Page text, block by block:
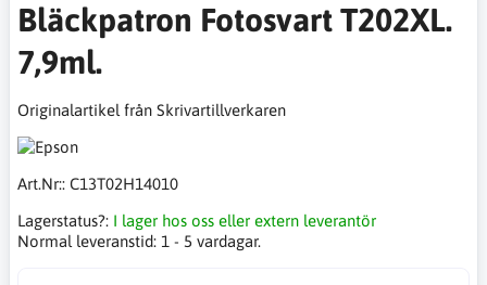
Bläckpatron Fotosvart T202XL.
7,9ml.
Originalartikel från Skrivartillverkaren
Art.Nr:: C13T02H14010
Lagerstatus?: I lager hos oss eller extern leverantör
Normal leveranstid: 1 - 5 vardagar.